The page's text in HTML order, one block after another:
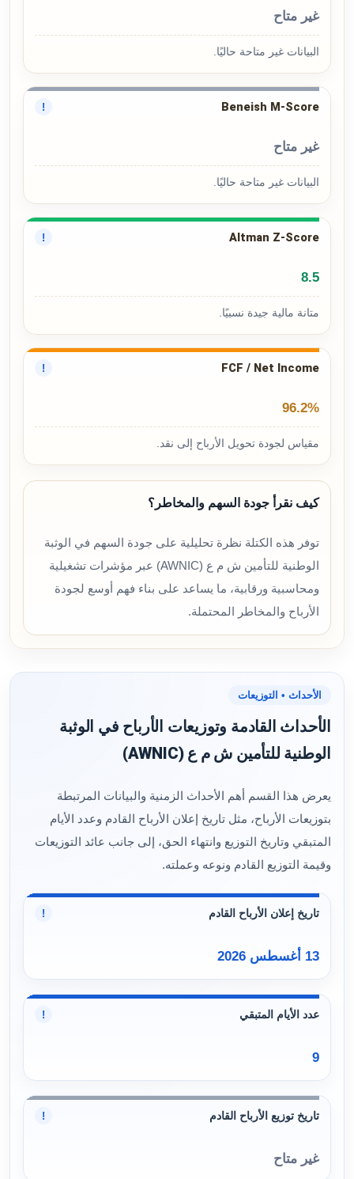
غير متاح
البيانات غير متاحة حاليًا.
Beneish M-Score
!
غير متاح
البيانات غير متاحة حاليًا.
Altman Z-Score
!
8.5
متانة مالية جيدة نسبيًا.
FCF / Net Income
!
96.2%
مقياس لجودة تحويل الأرباح إلى نقد.
كيف نقرأ جودة السهم والمخاطر؟
توفر هذه الكتلة نظرة تحليلية على جودة السهم في الوثبة
الوطنية للتأمين ش م ع (AWNIC) عبر مؤشرات تشغيلية
ومحاسبية ورقابية، ما يساعد على بناء فهم أوسع لجودة
الأرباح والمخاطر المحتملة.
الأحداث • التوزيعات
الأحداث القادمة وتوزيعات الأرباح في الوثبة
الوطنية للتأمين ش م ع (AWNIC)
يعرض هذا القسم أهم الأحداث الزمنية والبيانات المرتبطة
بتوزيعات الأرباح، مثل تاريخ إعلان الأرباح القادم وعدد الأيام
المتبقي وتاريخ التوزيع وانتهاء الحق، إلى جانب عائد التوزيعات
وقيمة التوزيع القادم ونوعه وعملته.
تاريخ إعلان الأرباح القادم !
13 أغسطس 2026
عدد الأيام المتبقي !
9
تاريخ توزيع الأرباح القادم !
غير متاح